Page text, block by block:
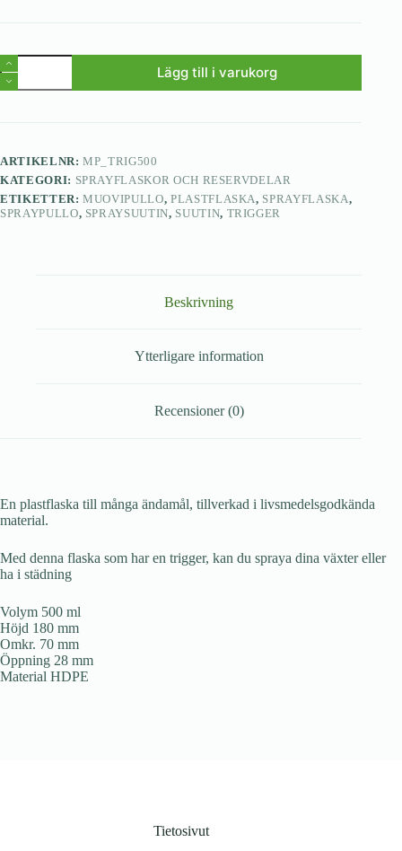
Lägg till i varukorg
ARTIKELNR:MP_TRIG500
KATEGORI: SPRAYFLASKOR OCH RESERVDELAR
ETIKETTER:MUOVIPULLO, PLASTFLASKA, SPRAYFLASKA,
SPRAYPULLO, SPRAYSUUTIN, SUUTIN, TRIGGER
Beskrivning
Ytterligare information
Recensioner (0)
En plastflaska till många ändamål, tillverkad i livsmedelsgodkända
material.
Med denna flaska som har en trigger, kan du spraya dina växter eller
ha i städning
Volym 500 ml
Höjd 180 mm
Omkr. 70 mm
Öppning 28 mm
Material HDPE
Tietosivut